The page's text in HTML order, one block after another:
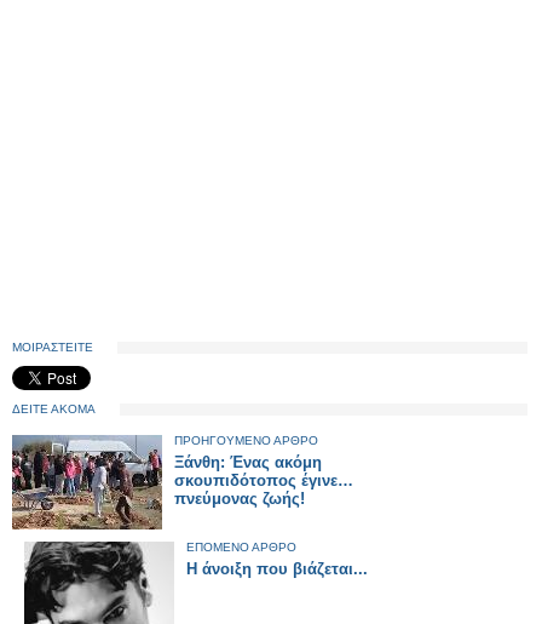
ΜΟΙΡΑΣΤΕΙΤΕ
ΔΕΙΤΕ ΑΚΟΜΑ
ΠΡΟΗΓΟΥΜΕΝΟ ΑΡΘΡΟ
Ξάνθη: Ένας ακόμη
σκουπιδότοπος έγινε…
πνεύμονας ζωής!
ΕΠΟΜΕΝΟ ΑΡΘΡΟ
Η άνοιξη που βιάζεται...